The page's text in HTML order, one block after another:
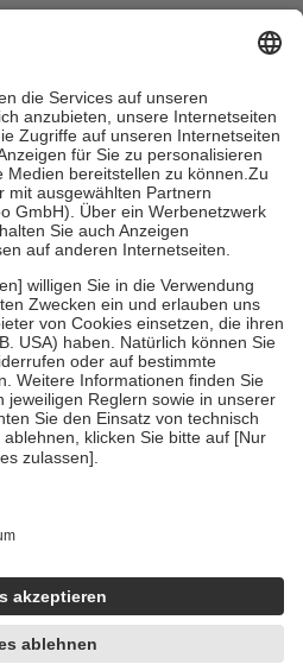
Zuzahlungen in Höhe von zehn
jedoch nie mehr als die tatsächlichen
auch für Online-Apotheken.
Krankenpflege beträgt die
sowie zehn Euro je
für ihre eigene Gesundheit zu
der Familie zu unterstützen,
zum vollendeten 18. Lebensjahr
und Früherkennung, die von der
es sich um echte Bewertungen
articles/4419944605341
unter Zuhilfenahme künstlicher